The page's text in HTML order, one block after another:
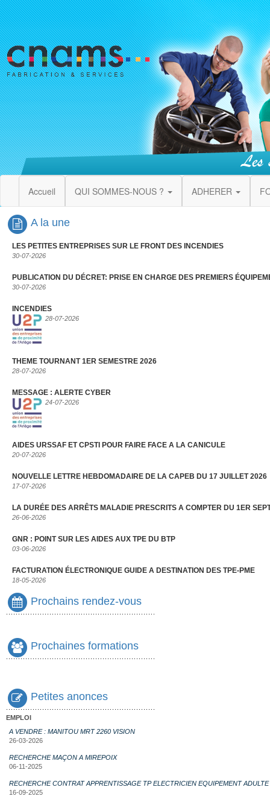
Accueil QUI SOMMES-NOUS ? ADHERER
A la une
LES PETITES ENTREPRISES SUR LE FRONT DES INCENDIES
30-07-2026
PUBLICATION DU DÉCRET: PRISE EN CHARGE DES PREMIERS
30-07-2026
INCENDIES
28-07-2026
THEME TOURNANT 1ER SEMESTRE 2026
28-07-2026
MESSAGE : ALERTE CYBER
24-07-2026
AIDES URSSAF ET CPSTI POUR FAIRE FACE A LA CANICULE
20-07-2026
NOUVELLE LETTRE HEBDOMADAIRE DE LA CAPEB DU 17 JUILLET 2026
17-07-2026
LA DURÉE DES ARRÊTS MALADIE PRESCRITS A COMPTER DU 1ER
26-06-2026
GNR : POINT SUR LES AIDES AUX TPE DU BTP
03-06-2026
FACTURATION ÉLECTRONIQUE GUIDE A DESTINATION DES TPE-PME
18-05-2026
Prochains rendez-vous
Prochaines formations
Petites anonces
EMPLOI
A VENDRE : MANITOU MRT 2260 VISION
26-03-2026
RECHERCHE MAÇON A MIREPOIX
06-11-2025
RECHERCHE CONTRAT APPRENTISSAGE TP ELECTRICIEN EQUIPEMENT ADULTE
16-09-2025